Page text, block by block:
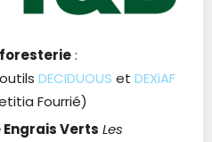
:
DECIDUOUS et DEXiAF
Fourrié)
Engrais Verts Les